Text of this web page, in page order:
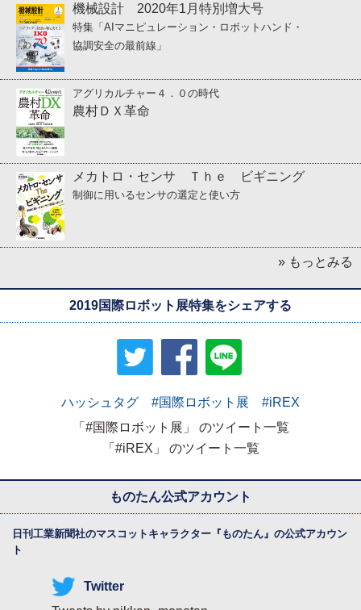
機械設計 2020年1月特別増大号
特集「AIマニピュレーション・ロボットハンド・
協調安全の最前線」
アグリカルチャー４．０の時代
農村ＤＸ革命
メカトロ・センサ Ｔｈｅ ビギニング
制御に用いるセンサの選定と使い方
» もっとみる
2019国際ロボット展特集をシェアする
ハッシュタグ #国際ロボット展 #iREX
「#国際ロボット展」 のツイート一覧
「#iREX」 のツイート一覧
ものたん公式アカウント
日刊工業新聞社のマスコットキャラクター『 ものたん 』の公式アカウン
ト
Twitter